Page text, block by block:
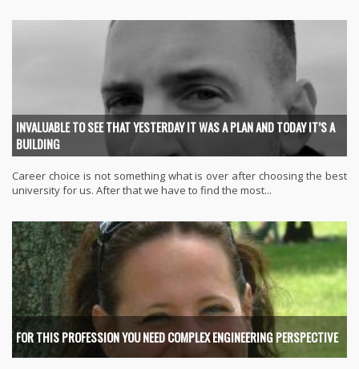
INVALUABLE TO SEE THAT YESTERDAY IT WAS A PLAN AND TODAY IT’S A
BUILDING
Career choice is not something what is over after choosing the best
university for us. After that we have to find the most...
FOR THIS PROFESSION YOU NEED COMPLEX ENGINEERING PERSPECTIVE